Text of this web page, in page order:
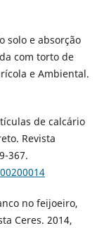
solo e absorção
com torto de
e Ambiental.
de calcário
Revista
367.
no feijoeiro,
Ceres. 2014,